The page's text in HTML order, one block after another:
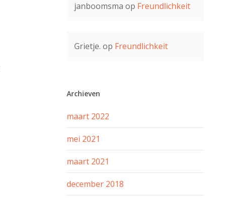
janboomsma op Freundlichkeit
Grietje. op Freundlichkeit
Archieven
maart 2022
mei 2021
maart 2021
december 2018